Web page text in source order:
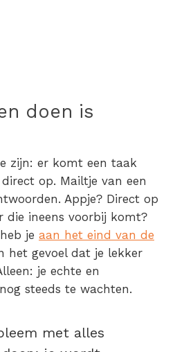
doen is
zijn: er komt een taak
op. Mailtje van een
Appje? Direct op
die ineens voorbij komt?
je aan het eind van de
het gevoel dat je lekker
je echte en
steeds te wachten.
met alles